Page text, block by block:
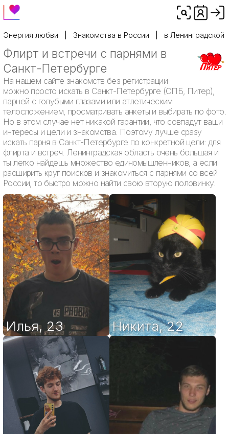
Энергия любви Знакомства в России в Ленинградской
Флирт и встречи с парнями в
Санкт-Петербурге
На нашем сайте знакомств без регистрации
можно просто искать в Санкт-Петербурге (СПБ, Питер),
парней с голубыми глазами или атлетическим
телосложением, просматривать анкеты и выбирать по фото.
Но в этом случае нет никакой гарантии, что совпадут ваши
интересы и цели и знакомства. Поэтому лучше сразу
искать парня в Санкт-Петербурге по конкретной цели: для
флирта и встреч. Ленинградская область очень большая и
ты легко найдешь множество единомышленников, а если
расширить круг поисков и знакомиться с парнями со всей
России, то быстро можно найти свою вторую половинку.
Илья, 23 Никита,22